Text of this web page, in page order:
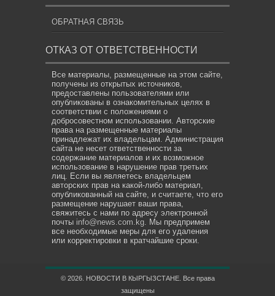
ОБРАТНАЯ СВЯЗЬ
ОТКАЗ ОТ ОТВЕТСТВЕННОСТИ
Все материалы, размещенные на этом сайте,
получены из открытых источников,
предоставлены пользователями или
опубликованы в ознакомительных целях в
соответствии с положениями о
добросовестном использовании. Авторские
права на размещенные материалы
принадлежат их владельцам. Администрация
сайта не несет ответственности за
содержание материалов и их возможное
использование в нарушение прав третьих
лиц. Если вы являетесь владельцем
авторских прав на какой-либо материал,
опубликованный на сайте, и считаете, что его
размещение нарушает ваши права,
свяжитесь с нами по адресу электронной
почты info@news.com.kg. Мы предпримем
все необходимые меры для его удаления
или корректировки в кратчайшие сроки.
© 2026. НОВОСТИ В КЫРГЫЗСТАНЕ. Все права
защищены